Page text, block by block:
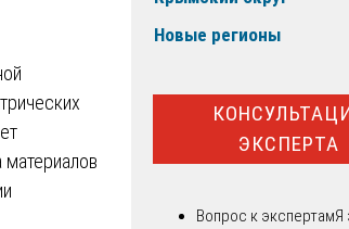
Новые регионы
ЭКСПЕРТА
Вопрос к экспертамЯ